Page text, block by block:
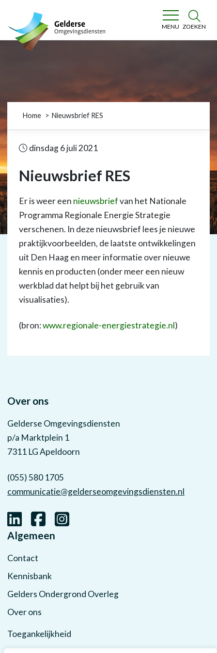
Gelderse Omgevingsdiensten
MENU ZOEKEN
Home Nieuwsbrief RES
dinsdag 6 juli 2021
Nieuwsbrief RES
Er is weer een nieuwsbriefvan het Nationale
Programma Regionale Energie Strategie
verschenen. In deze nieuwsbrief lees je nieuwe
praktijkvoorbeelden, de laatste ontwikkelingen
uit Den Haag en meer informatie over nieuwe
kennis en producten (onder meer een nieuw
werkblad dat helpt bij het gebruik van
visualisaties).
(bron:www.regionale-energiestrategie.nl)
Over ons
Gelderse Omgevingsdiensten
p/a Marktplein 1
7311 LG Apeldoorn
(055) 580 1705
communicatie@gelderseomgevingsdiensten.nl
Algemeen
Contact
Kennisbank
Gelders Ondergrond Overleg
Over ons
Toegankelijkheid